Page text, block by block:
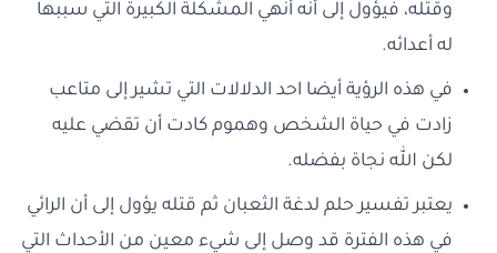
وقتله، فيؤول إلى أنه أنهي المشكلة الكبيرة التي سببها
له أعدائه.
في هذه الرؤية أيضا احد الدلالات التي تشير إلى متاعب
زادت في حياة الشخص وهموم كادت أن تقضي عليه
لكن الله نجاة بفضله.
يعتبر تفسير حلم لدغة الثعبان ثم قتله يؤول إلى أن الرائي
في هذه الفترة قد وصل إلى شيء معين من الأحداث التي